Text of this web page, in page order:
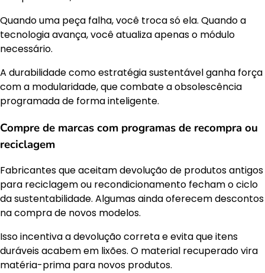
Quando uma peça falha, você troca só ela. Quando a
tecnologia avança, você atualiza apenas o módulo
necessário.
A durabilidade como estratégia sustentável ganha força
com a modularidade, que combate a obsolescência
programada de forma inteligente.
Compre de marcas com programas de recompra ou
reciclagem
Fabricantes que aceitam devolução de produtos antigos
para reciclagem ou recondicionamento fecham o ciclo
da sustentabilidade. Algumas ainda oferecem descontos
na compra de novos modelos.
Isso incentiva a devolução correta e evita que itens
duráveis acabem em lixões. O material recuperado vira
matéria-prima para novos produtos.